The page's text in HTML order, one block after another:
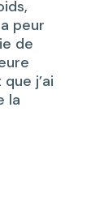
peur
de
j’ai
la